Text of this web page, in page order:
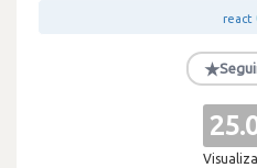
react
★